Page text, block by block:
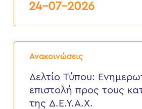
2026
24-07-2026
Ανακοινώσεις
Δελτίο
Τύπου:
επιστολή
προς
τους
καταναλωτές
Δελτίο Τύπου:
επιστολή προς τους
της Δ.Ε.Υ.Α.Χ.